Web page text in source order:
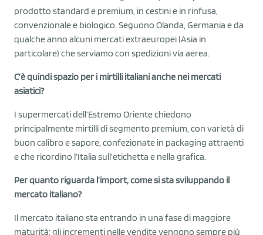
prodotto standard e premium, in cestini e in rinfusa,
convenzionale e biologico. Seguono Olanda, Germania e da
qualche anno alcuni mercati extraeuropei (Asia in
particolare) che serviamo con spedizioni via aerea.
C’è quindi spazio per i mirtilli italiani anche nei mercati
asiatici?
I supermercati dell’Estremo Oriente chiedono
principalmente mirtilli di segmento premium, con varietà di
buon calibro e sapore, confezionate in packaging attraenti
e che ricordino l’Italia sull’etichetta e nella grafica.
Per quanto riguarda l’import, come si sta sviluppando il
mercato italiano?
Il mercato italiano sta entrando in una fase di maggiore
maturità; gli incrementi nelle vendite vengono sempre più